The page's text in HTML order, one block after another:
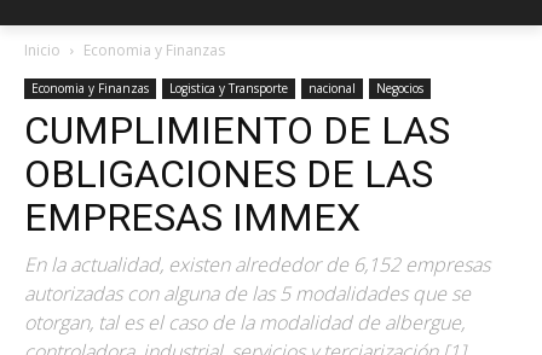
Inicio Economia y Finanzas
Economia y Finanzas Logistica y Transporte nacional Negocios
CUMPLIMIENTO DE LAS
OBLIGACIONES DE LAS
EMPRESAS IMMEX
En la actualidad, existen alrededor de 6,152 empresas
autorizadas con alguna de las 5 modalidades que se
otorgan, tal es el caso de la modalidad de albergue,